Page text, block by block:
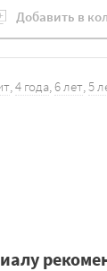
Добавить в
,4 года,6 лет,5